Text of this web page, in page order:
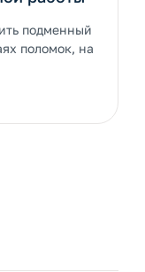
подменный
поломок, на